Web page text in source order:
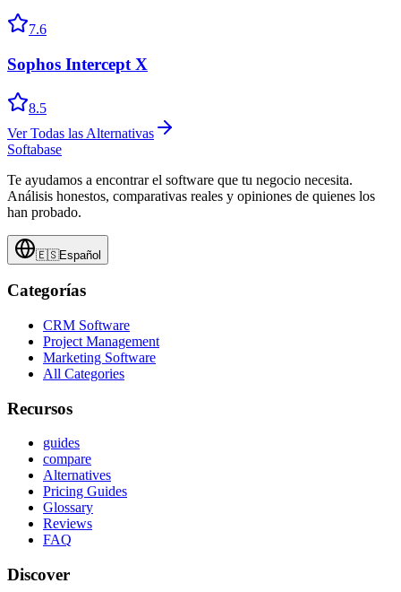
7.6
Sophos Intercept X
8.5
Ver Todas las Alternativas
Softabase
Te ayudamos a encontrar el software que tu negocio necesita.
Análisis honestos, comparativas reales y opiniones de quienes los
han probado.
🇪🇸Español
Categorías
CRM Software
Project Management
Marketing Software
All Categories
Recursos
guides
compare
Alternatives
Pricing Guides
Glossary
Reviews
FAQ
Discover